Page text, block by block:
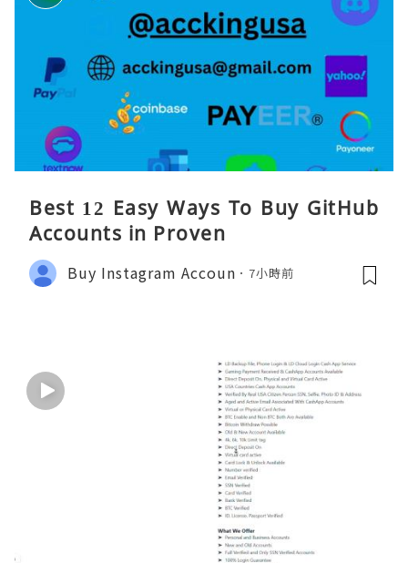
Best 12 Easy Ways To Buy GitHub
Accounts in Proven
Buy Instagram Accoun 7小時前